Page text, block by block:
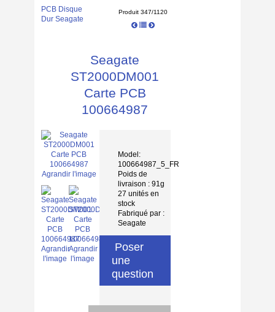
PCB Disque
Dur Seagate
Produit 347/1120
Seagate
ST2000DM001
Carte PCB
100664987
Agrandir l'image
Agrandir
l'image
Agrandir
l'image
Model:
100664987_5_FR
Poids de
livraison : 91g
27 unités en
stock
Fabriqué par :
Seagate
Poser
une
question